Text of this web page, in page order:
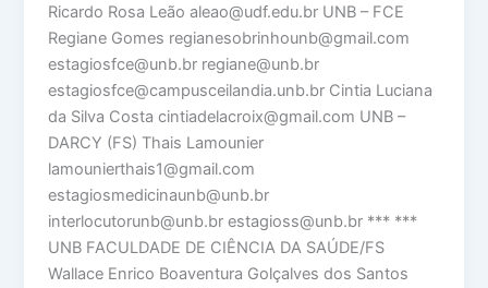
Ricardo Rosa Leão aleao@udf.edu.br UNB – FCE
Regiane Gomes regianesobrinhounb@gmail.com
estagiosfce@unb.br regiane@unb.br
estagiosfce@campusceilandia.unb.br Cintia Luciana
da Silva Costa cintiadelacroix@gmail.com UNB –
DARCY (FS) Thais Lamounier
lamounierthais1@gmail.com
estagiosmedicinaunb@unb.br
interlocutorunb@unb.br estagioss@unb.br *** ***
UNB FACULDADE DE CIÊNCIA DA SAÚDE/FS
Wallace Enrico Boaventura Golçalves dos Santos